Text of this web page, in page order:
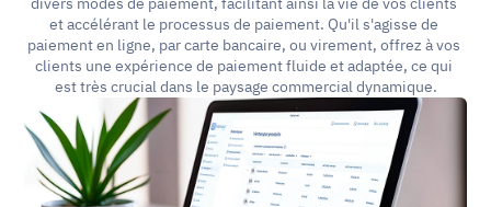
et accélérant le processus de paiement. Qu'il s'agisse de
paiement en ligne, par carte bancaire, ou virement, offrez à vos
clients une expérience de paiement fluide et adaptée, ce qui
est très crucial dans le paysage commercial dynamique.